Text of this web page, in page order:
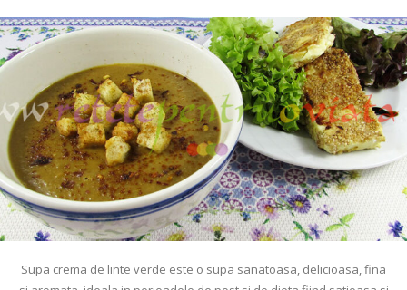
Supa crema de linte verde este o supa sanatoasa, delicioasa, fina